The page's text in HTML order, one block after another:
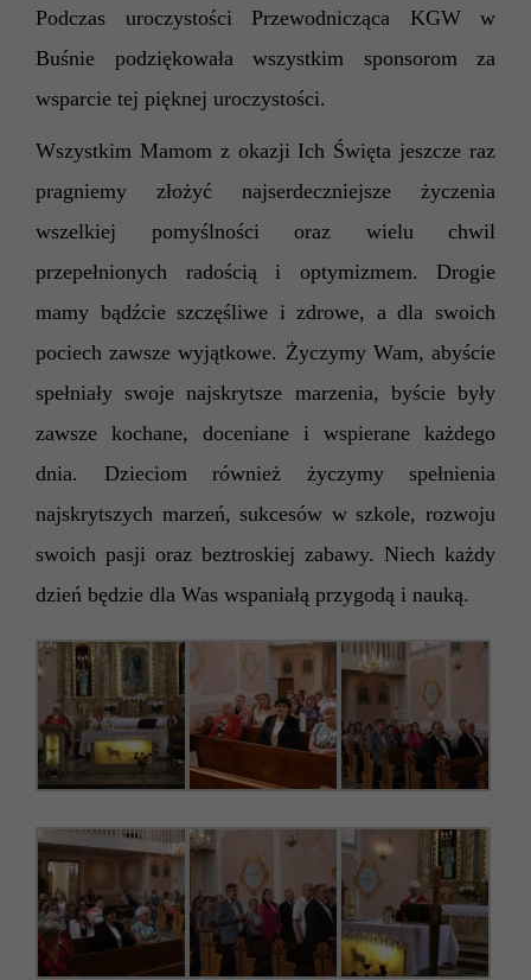
Podczas uroczystości Przewodnicząca KGW w
Buśnie podziękowała wszystkim sponsorom za
wsparcie tej pięknej uroczystości.
Wszystkim Mamom z okazji Ich Święta jeszcze raz
pragniemy złożyć najserdeczniejsze życzenia
wszelkiej pomyślności oraz wielu chwil
przepełnionych radością i optymizmem. Drogie
mamy bądźcie szczęśliwe i zdrowe, a dla swoich
pociech zawsze wyjątkowe. Życzymy Wam, abyście
spełniały swoje najskrytsze marzenia, byście były
zawsze kochane, doceniane i wspierane każdego
dnia. Dzieciom również życzymy spełnienia
najskrytszych marzeń, sukcesów w szkole, rozwoju
swoich pasji oraz beztroskiej zabawy. Niech każdy
dzień będzie dla Was wspaniałą przygodą i nauką.